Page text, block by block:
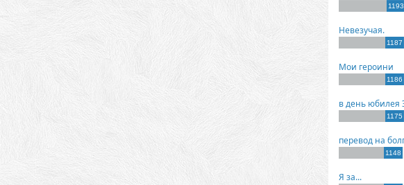
1193
Невезучая.
1187
Мои героини
1186
1175
1148
Я за...